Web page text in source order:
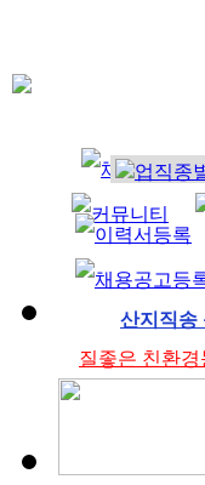
산지직송
질좋은 친환